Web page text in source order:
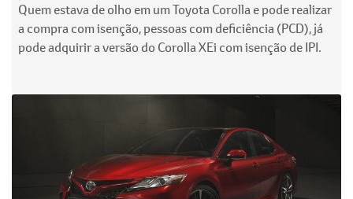
Quem estava de olho em um Toyota Corolla e pode realizar
a compra com isenção, pessoas com deficiência (PCD), já
pode adquirir a versão do Corolla XEi com isenção de IPI.